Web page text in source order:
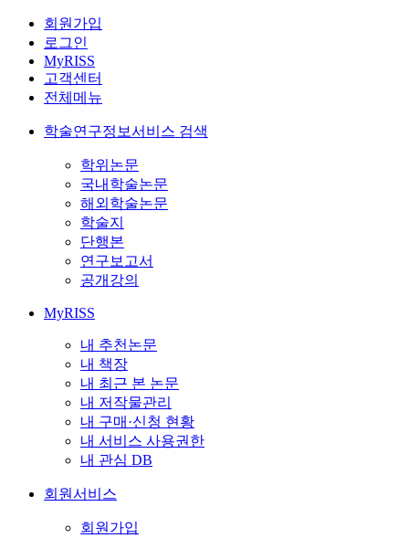
회원가입
로그인
MyRISS
고객센터
전체메뉴
학술연구정보서비스 검색
학위논문
국내학술논문
해외학술논문
학술지
단행본
연구보고서
공개강의
MyRISS
내 추천논문
내 책장
내 최근 본 논문
내 저작물관리
내 구매·신청 현황
내 서비스 사용권한
내 관심 DB
회원서비스
회원가입